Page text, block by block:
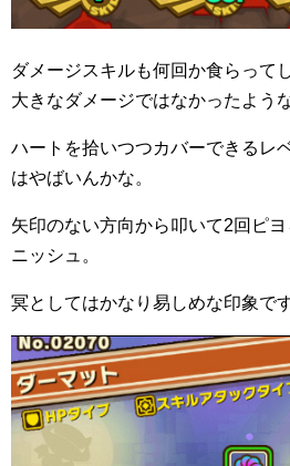
ダメージスキルも何回か食らって
大きなダメージではなかったよう
ハートを拾いつつカバーできるレ
はやばいんかな。
矢印のない方向から叩いて2回ピ
ニッシュ。
冥としてはかなり易しめな印象です